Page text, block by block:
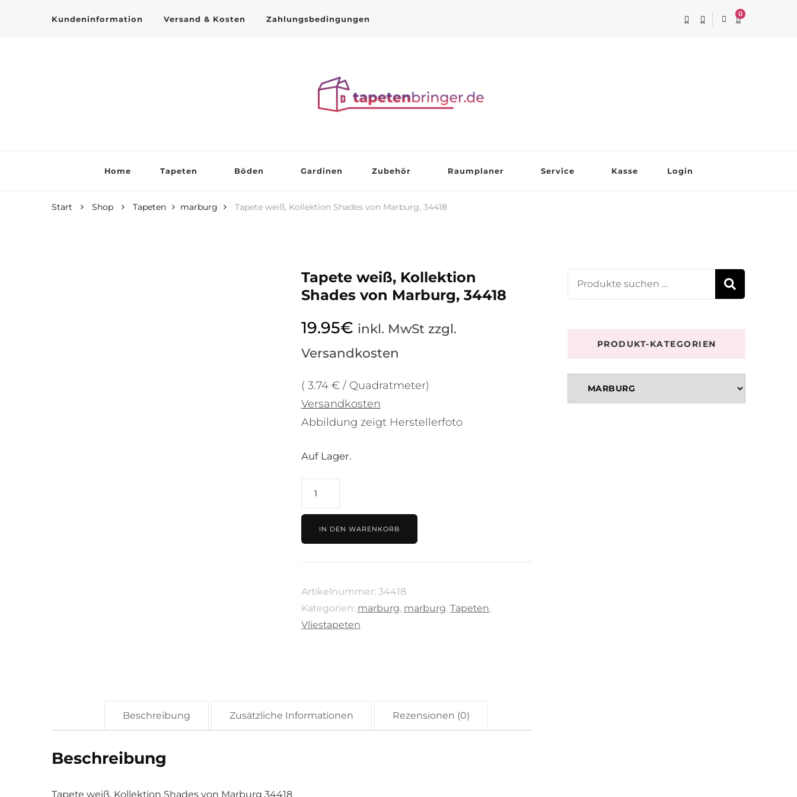
Kundeninformation Versand & Kosten Zahlungsbedingungen
0
Home Tapeten Böden Gardinen Zubehör Raumplaner Service Kasse Login
Start Shop Tapeten marburg Tapete weiß, Kollektion Shades von Marburg, 34418
Tapete weiß, Kollektion
Shades von Marburg, 34418
19.95€ inkl. MwSt zzgl.
Versandkosten
( 3.74 € / Quadratmeter)
Versandkosten
Abbildung zeigt Herstellerfoto
Auf Lager.
Tapete
weiß,
Kollektion
Shades
von
34418
Menge
IN DEN WARENKORB
Artikelnummer: 34418
Kategorien: marburg, marburg, Tapeten,
Vliestapeten
Beschreibung Zusätzliche Informationen Rezensionen (0)
Beschreibung
Tapete weiß, Kollektion Shades von Marburg 34418
Suchen
nach:
PRODUKT-KATEGORIEN